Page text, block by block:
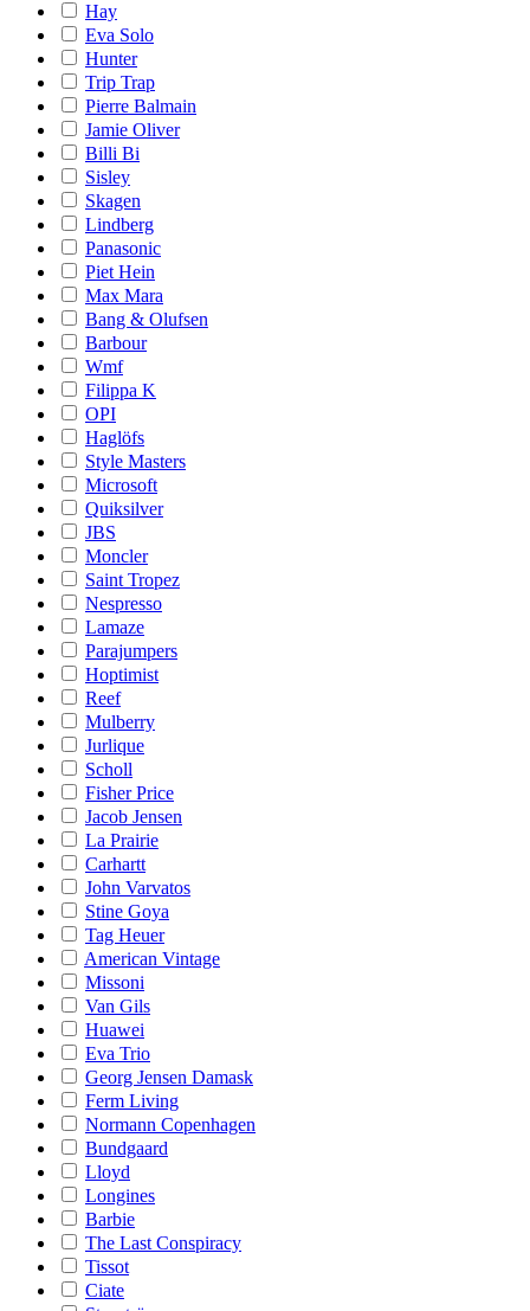
Hay
Eva Solo
Hunter
Trip Trap
Pierre Balmain
Jamie Oliver
Billi Bi
Sisley
Skagen
Lindberg
Panasonic
Piet Hein
Max Mara
Bang & Olufsen
Barbour
Wmf
Filippa K
OPI
Haglöfs
Style Masters
Microsoft
Quiksilver
JBS
Moncler
Saint Tropez
Nespresso
Lamaze
Parajumpers
Hoptimist
Reef
Mulberry
Jurlique
Scholl
Fisher Price
Jacob Jensen
La Prairie
Carhartt
John Varvatos
Stine Goya
Tag Heuer
American Vintage
Missoni
Van Gils
Huawei
Eva Trio
Georg Jensen Damask
Ferm Living
Normann Copenhagen
Bundgaard
Lloyd
Longines
Barbie
The Last Conspiracy
Tissot
Ciate